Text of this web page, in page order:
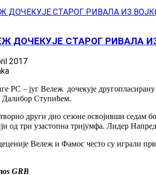
ДОЧЕКУЈЕ СТАРОГ РИВАЛА
2017
РС – југ Вележ дочекује
Далибор Ступићем.
други дио сезоне освојивши седам
од три узастопна тријумфа. Лидер
Вележ и Фамос често су играли